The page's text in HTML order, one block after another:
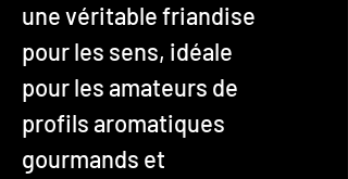
une véritable friandise
pour les sens, idéale
pour les amateurs de
profils aromatiques
gourmands et